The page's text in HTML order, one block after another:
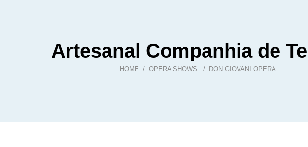
Artesanal Companhia de
HOME / OPERA SHOWS / DON GIOVANI OPERA